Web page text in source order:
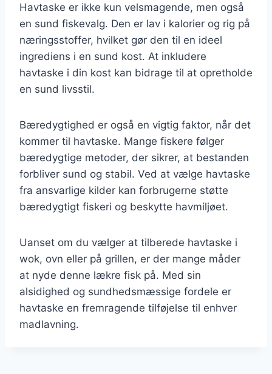
Havtaske er ikke kun velsmagende, men også
en sund fiskevalg. Den er lav i kalorier og rig på
næringsstoffer, hvilket gør den til en ideel
ingrediens i en sund kost. At inkludere
havtaske i din kost kan bidrage til at opretholde
en sund livsstil.
Bæredygtighed er også en vigtig faktor, når det
kommer til havtaske. Mange fiskere følger
bæredygtige metoder, der sikrer, at bestanden
forbliver sund og stabil. Ved at vælge havtaske
fra ansvarlige kilder kan forbrugerne støtte
bæredygtigt fiskeri og beskytte havmiljøet.
Uanset om du vælger at tilberede havtaske i
wok, ovn eller på grillen, er der mange måder
at nyde denne lækre fisk på. Med sin
alsidighed og sundhedsmæssige fordele er
havtaske en fremragende tilføjelse til enhver
madlavning.